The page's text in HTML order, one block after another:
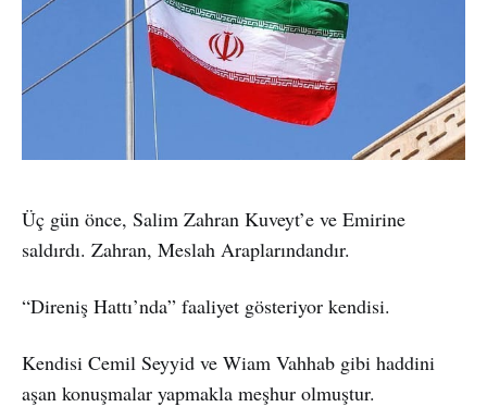
Üç gün önce, Salim Zahran Kuveyt’e ve Emirine
saldırdı. Zahran, Meslah Araplarındandır.
“Direniş Hattı’nda” faaliyet gösteriyor kendisi.
Kendisi Cemil Seyyid ve Wiam Vahhab gibi haddini
aşan konuşmalar yapmakla meşhur olmuştur.